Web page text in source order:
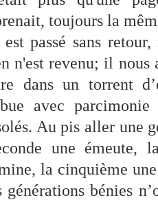
toujours la
passé sans
n'est revenu; il nous
dans un torrent
avec
Au pis aller une
une émeute,
la cinquième
générations bénies